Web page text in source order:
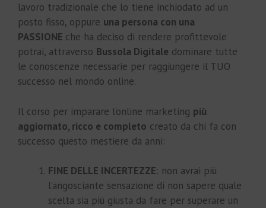
lavoro tradizionale che lo tiene inchiodato ad un
posto fisso, oppure una persona con una
PASSIONE che ha deciso di rendere profittevole
potrai, attraverso Bussola Digitale dominare tutte
le conoscenze necessarie per raggiungere il TUO
successo nel mondo online.
Il corso per imparare l’online marketing più
aggiornato, ricco e completo creato da chi fa con
successo questo mestiere da anni:
FINE DELLE INCERTEZZE: non avrai più
l’angosciante sensazione di non sapere quale
scelta sia più giusta da fare per superare un